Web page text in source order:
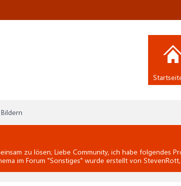
zu lösen; Liebe Community, ich habe folgendes
im Forum "Sonstiges" wurde erstellt von StevenRott,